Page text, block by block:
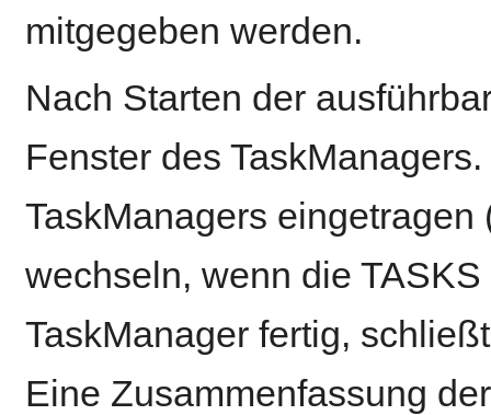
mitgegeben werden.
Nach Starten der
Fenster des
TaskManagers
wechseln, wenn die
TaskManager fertig,
Eine Zusammenfassung